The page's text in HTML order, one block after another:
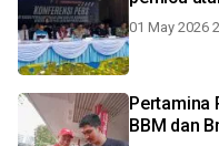
01 May 2026
Pertamina
BBM dan